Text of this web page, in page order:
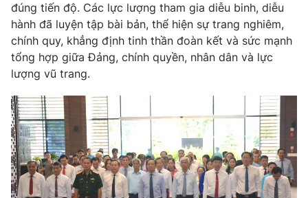
Video Shorts video
VTV Money VTV Thể thao
Thị trường 24h Tấm lòng Việt
VTV4 Vươn mình bằng AI
đúng tiến độ. Các lực lượng tham gia diễu binh, diễu
hành đã luyện tập bài bản, thể hiện sự trang nghiêm,
chính quy, khẳng định tinh thần đoàn kết và sức mạnh
tổng hợp giữa Đảng, chính quyền, nhân dân và lực
lượng vũ trang.